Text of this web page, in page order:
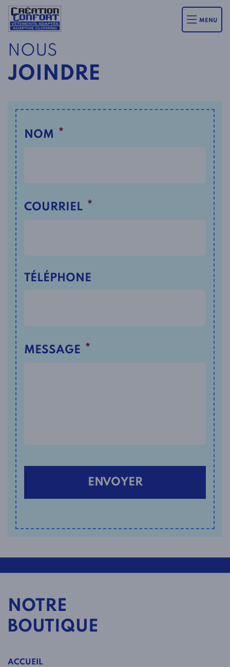
MENU
NOUS
JOINDRE
NOM *
COURRIEL *
TÉLÉPHONE
MESSAGE *
NOTRE
BOUTIQUE
ACCUEIL